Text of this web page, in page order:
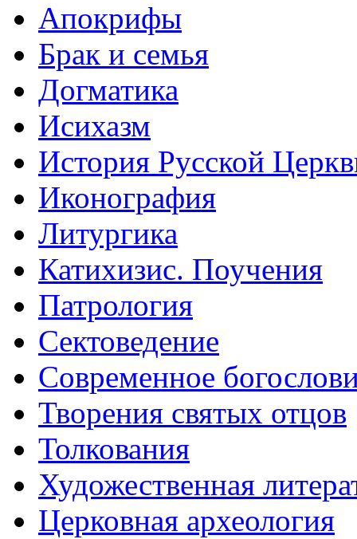
Апокрифы
Брак и семья
Догматика
Исихазм
История Русской
Иконография
Литургика
Катихизис. Поучения
Патрология
Сектоведение
Современное
Творения святых отцов
Толкования
Художественная
Церковная археология